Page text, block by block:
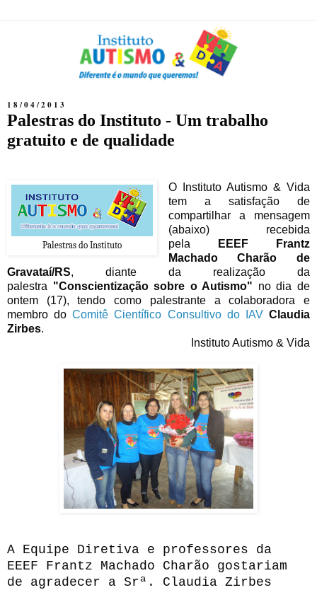
18/04/2013
Palestras do Instituto - Um trabalho
gratuito e de qualidade
Palestras do Instituto
O Instituto Autismo & Vida
tem a satisfação de
compartilhar a mensagem
(abaixo) recebida
pela
EEEF Frantz
Machado Charão de
Gravataí/RS, diante da realização da
palestra "Conscientização sobre o Autismo" no dia de
ontem (17), tendo como palestrante a colaboradora e
membro doComitê Científico Consultivo do IAV Claudia
Zirbes.
Instituto Autismo & Vida
A Equipe Diretiva e professores da
EEEF Frantz Machado Charão gostariam
de agradecer a Srª. Claudia Zirbes